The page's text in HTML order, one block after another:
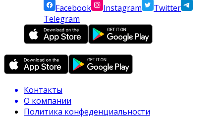
Facebook
Instagram
Twitter
Telegram
Контакты
О компании
Политика конфеденциальности